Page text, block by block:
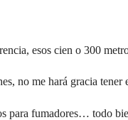
esos cien o 300
no me hará gracia tener
para fumadores… todo